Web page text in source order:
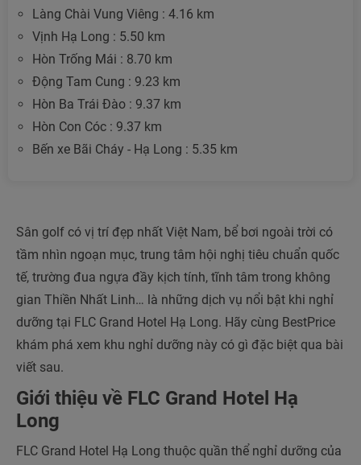
Làng Chài Vung Viêng : 4.16 km
Vịnh Hạ Long : 5.50 km
Hòn Trống Mái : 8.70 km
Động Tam Cung : 9.23 km
Hòn Ba Trái Đào : 9.37 km
Hòn Con Cóc : 9.37 km
Bến xe Bãi Cháy - Hạ Long : 5.35 km
Sân golf có vị trí đẹp nhất Việt Nam, bể bơi ngoài trời có
tầm nhìn ngoạn mục, trung tâm hội nghị tiêu chuẩn quốc
tế, trường đua ngựa đầy kịch tính, tĩnh tâm trong không
gian Thiền Nhất Linh… là những dịch vụ nổi bật khi nghỉ
dưỡng tại FLC Grand Hotel Hạ Long. Hãy cùng BestPrice
khám phá xem khu nghỉ dưỡng này có gì đặc biệt qua bài
viết sau.
Giới thiệu về FLC Grand Hotel Hạ
Long
FLC Grand Hotel Hạ Long thuộc quần thể nghỉ dưỡng của